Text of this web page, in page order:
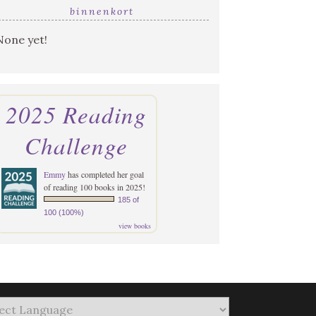
binnenkort
yet!
2025 Reading
Challenge
Emmyhas completed her goal
of reading 100 books in 2025!
185 of
100 (100%)
view books